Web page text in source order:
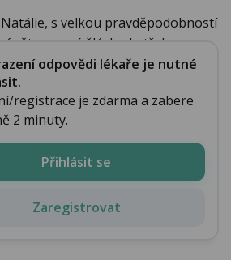
s velkou pravděpodobností
mazové žlázky. Je třeba ome...
odpovědi lékaře je nutné
registrace je zdarma a zabere
2 minuty.
Přihlásit se
Zaregistrovat